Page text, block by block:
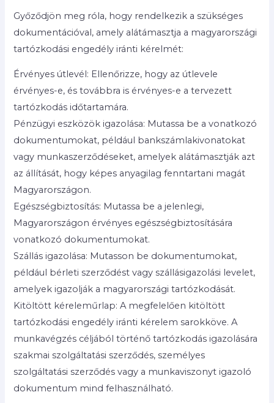
Győződjön meg róla, hogy rendelkezik a szükséges
dokumentációval, amely alátámasztja a magyarországi
tartózkodási engedély iránti kérelmét:
Érvényes útlevél: Ellenőrizze, hogy az útlevele
érvényes-e, és továbbra is érvényes-e a tervezett
tartózkodás időtartamára.
Pénzügyi eszközök igazolása: Mutassa be a vonatkozó
dokumentumokat, például bankszámlakivonatokat
vagy munkaszerződéseket, amelyek alátámasztják azt
az állítását, hogy képes anyagilag fenntartani magát
Magyarországon.
Egészségbiztosítás: Mutassa be a jelenlegi,
Magyarországon érvényes egészségbiztosítására
vonatkozó dokumentumokat.
Szállás igazolása: Mutasson be dokumentumokat,
például bérleti szerződést vagy szállásigazolási levelet,
amelyek igazolják a magyarországi tartózkodását.
Kitöltött kéreleműrlap: A megfelelően kitöltött
tartózkodási engedély iránti kérelem sarokköve. A
munkavégzés céljából történő tartózkodás igazolására
szakmai szolgáltatási szerződés, személyes
szolgáltatási szerződés vagy a munkaviszonyt igazoló
dokumentum mind felhasználható.